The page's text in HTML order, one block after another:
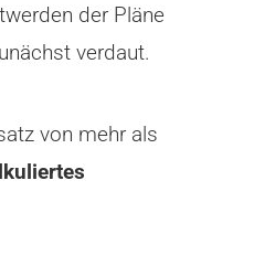
der Pläne
verdaut.
von mehr als